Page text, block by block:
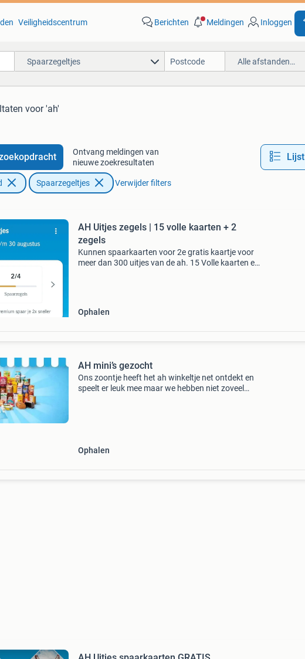
Veiligheidscentrum Berichten Meldingen Inloggen
Spaarzegeltjes Alle afstanden…
voor 'ah'
Ontvang meldingen van
nieuwe zoekresultaten
Lijst
Spaarzegeltjes Verwijder filters
AH Uitjes zegels | 15 volle kaarten + 2
zegels
Kunnen spaarkaarten voor 2e gratis kaartje voor
meer dan 300 uitjes van de ah. 15 Volle kaarten en
Ophalen
AH mini’s gezocht
Ons zoontje heeft het ah winkeltje net ontdekt en
speelt er leuk mee maar we hebben niet zoveel
Ophalen